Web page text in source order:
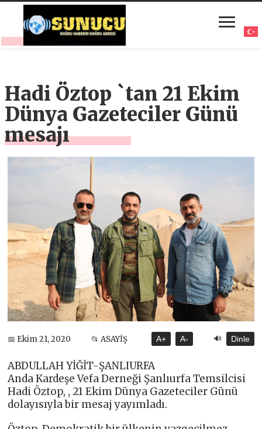
Hadi Öztop `tan 21 Ekim
Dünya Gazeteciler Günü
mesajı
📅 Ekim 21, 2020 📂 ASAYİŞ A+ A- 🔊 Dinle
ABDULLAH YİĞİT-ŞANLIURFA
Anda Kardeşe Vefa Derneği Şanlıurfa Temsilcisi
Hadi Öztop, , 21 Ekim Dünya Gazeteciler Günü
dolayısıyla bir mesaj yayımladı.